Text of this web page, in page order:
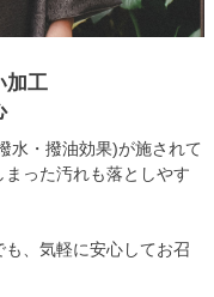
加工
水・撥油効果)が施されて
った汚れも落としやす
、気軽に安心してお召